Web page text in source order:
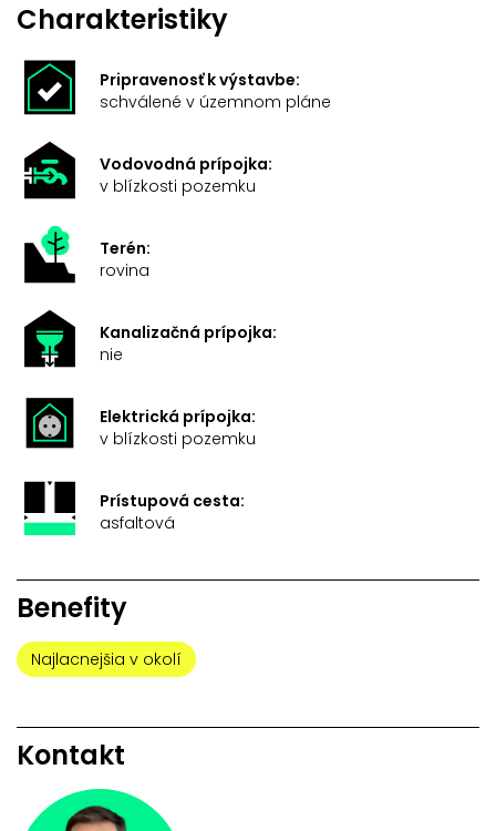
Charakteristiky
Pripravenosť k výstavbe:
schválené v územnom pláne
Vodovodná prípojka:
v blízkosti pozemku
Terén:
rovina
Kanalizačná prípojka:
nie
Elektrická prípojka:
v blízkosti pozemku
Prístupová cesta:
asfaltová
Benefity
Najlacnejšia v okolí
Kontakt